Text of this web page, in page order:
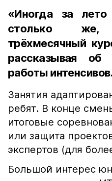
«Иногда за лето
столько
трёхмесячный
рассказывая
работы
Занятия
ребят. В конце
итоговые
или защита
экспертов (для
Большой интерес